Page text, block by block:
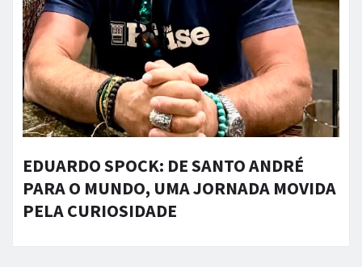
EDUARDO SPOCK: DE SANTO ANDRÉ
PARA O MUNDO, UMA JORNADA MOVIDA
PELA CURIOSIDADE